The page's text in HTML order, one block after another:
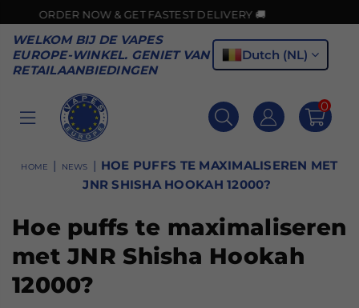
NOW & GET FASTEST DELIVERY 🚚
WELKOM BIJ DE VAPES
EUROPE-WINKEL. GENIET VAN
RETAILAANBIEDINGEN
Dutch (NL)
VAPES
EUROPE
0
HOME | NEWS | HOE PUFFS TE MAXIMALISEREN MET
JNR SHISHA HOOKAH 12000?
Hoe puffs te maximaliseren
met JNR Shisha Hookah
12000?